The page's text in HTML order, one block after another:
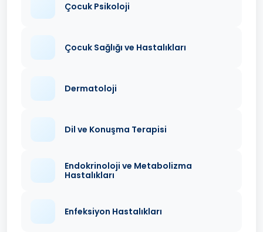
Çocuk Psikoloji
Çocuk Sağlığı ve Hastalıkları
Dermatoloji
Dil ve Konuşma Terapisi
Endokrinoloji ve Metabolizma
Hastalıkları
Enfeksiyon Hastalıkları